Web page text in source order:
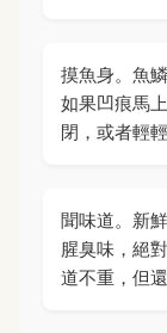
摸魚身。魚
如果凹痕馬
閉，或者輕
聞味道。新
腥臭味，絕
道不重，但